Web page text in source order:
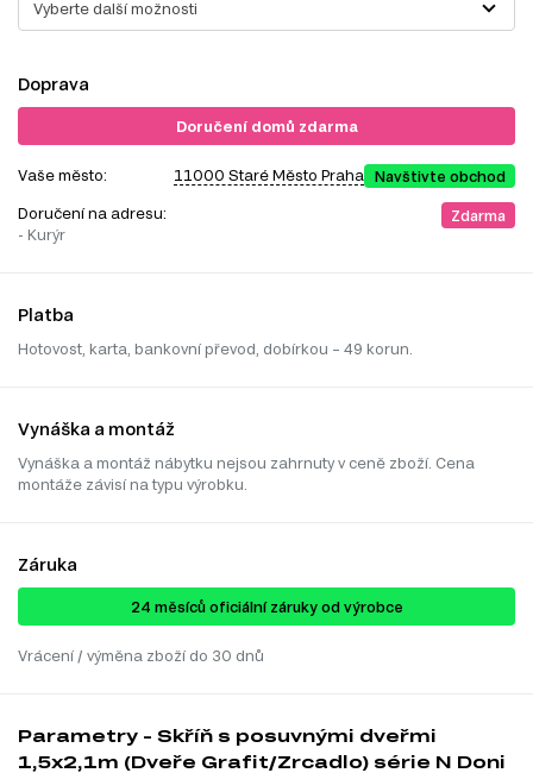
Vyberte další možnosti
Doprava
Doručení domů zdarma
Vaše město: 11000 Staré Město Praha Navštivte obchod
Doručení na adresu:
- Kurýr
Zdarma
Platba
Hotovost, karta, bankovní převod, dobírkou – 49 korun.
Vynáška a montáž
Vynáška a montáž nábytku nejsou zahrnuty v ceně zboží. Cena
montáže závisí na typu výrobku.
Záruka
24 ​​​​měsíců oficiální záruky od výrobce
Vrácení / výměna zboží do 30 dnů
Parametry - Skříň s posuvnými dveřmi
1,5x2,1m (Dveře Grafit/Zrcadlo) série N Doni